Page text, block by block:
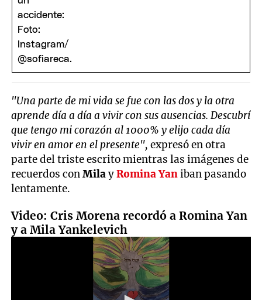
"Una parte de mi vida se fue con las dos y la otra
aprende día a día a vivir con sus ausencias. Descubrí
que tengo mi corazón al 1000% y elijo cada día
vivir en amor en el presente", expresó en otra
parte del triste escrito mientras las imágenes de
recuerdos conMilayRomina Yaniban pasando
lentamente.
Video: Cris Morena recordó a Romina Yan
y a Mila Yankelevich